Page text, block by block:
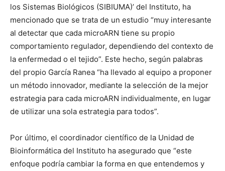
los Sistemas Biológicos (SIBIUMA)’ del Instituto, ha
mencionado que se trata de un estudio “muy interesante
al detectar que cada microARN tiene su propio
comportamiento regulador, dependiendo del contexto de
la enfermedad o el tejido”. Este hecho, según palabras
del propio García Ranea “ha llevado al equipo a proponer
un método innovador, mediante la selección de la mejor
estrategia para cada microARN individualmente, en lugar
de utilizar una sola estrategia para todos”.
Por último, el coordinador científico de la Unidad de
Bioinformática del Instituto ha asegurado que “este
enfoque podría cambiar la forma en que entendemos y